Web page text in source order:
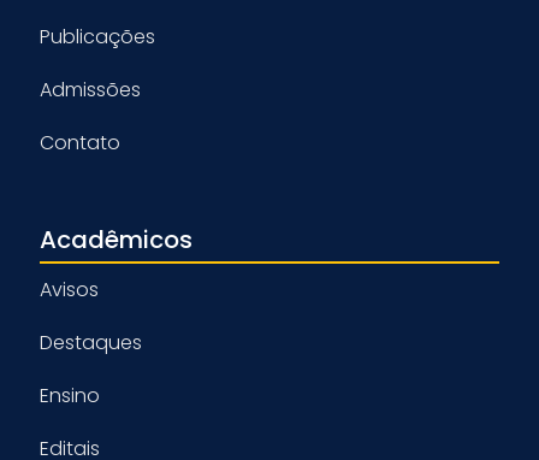
Publicações
Admissões
Contato
Acadêmicos
Avisos
Destaques
Ensino
Editais